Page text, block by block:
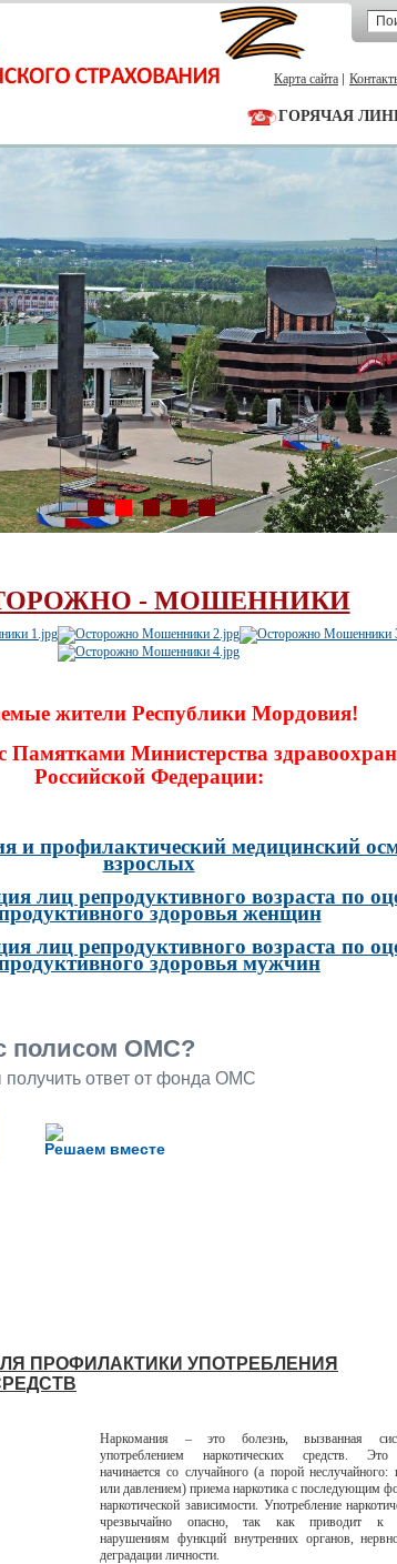
Карта сайта
ГОРЯЧАЯ
- МОШЕННИКИ
жители Республики Мордовия!
Памятками Министерства
Российской Федерации:
и профилактический медицинский
взрослых
лиц репродуктивного возраста по
здоровья женщин
лиц репродуктивного возраста по
здоровья мужчин
Решаем вместе
полисом ОМС?
ответ от фонда ОМС
ПРОФИЛАКТИКИ УПОТРЕБЛЕНИЯ
Наркомания – это болезнь, вызванная
употреблением наркотических средств. Это
начинается со случайного (а порой
или давлением) приема наркотика с последующим
наркотической зависимости. Употребление
чрезвычайно опасно, так как приводит к
нарушениям функций внутренних органов,
деградации личности.